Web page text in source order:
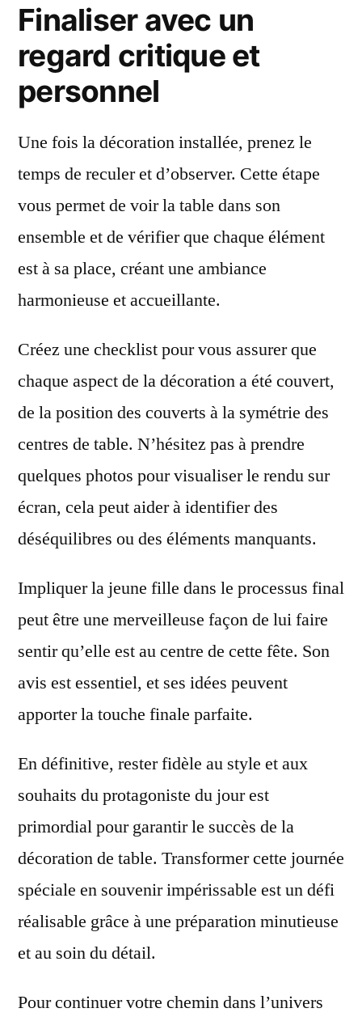
Finaliser avec un
regard critique et
personnel
Une fois la décoration installée, prenez le
temps de reculer et d’observer. Cette étape
vous permet de voir la table dans son
ensemble et de vérifier que chaque élément
est à sa place, créant une ambiance
harmonieuse et accueillante.
Créez une checklist pour vous assurer que
chaque aspect de la décoration a été couvert,
de la position des couverts à la symétrie des
centres de table. N’hésitez pas à prendre
quelques photos pour visualiser le rendu sur
écran, cela peut aider à identifier des
déséquilibres ou des éléments manquants.
Impliquer la jeune fille dans le processus final
peut être une merveilleuse façon de lui faire
sentir qu’elle est au centre de cette fête. Son
avis est essentiel, et ses idées peuvent
apporter la touche finale parfaite.
En définitive, rester fidèle au style et aux
souhaits du protagoniste du jour est
primordial pour garantir le succès de la
décoration de table. Transformer cette journée
spéciale en souvenir impérissable est un défi
réalisable grâce à une préparation minutieuse
et au soin du détail.
Pour continuer votre chemin dans l’univers